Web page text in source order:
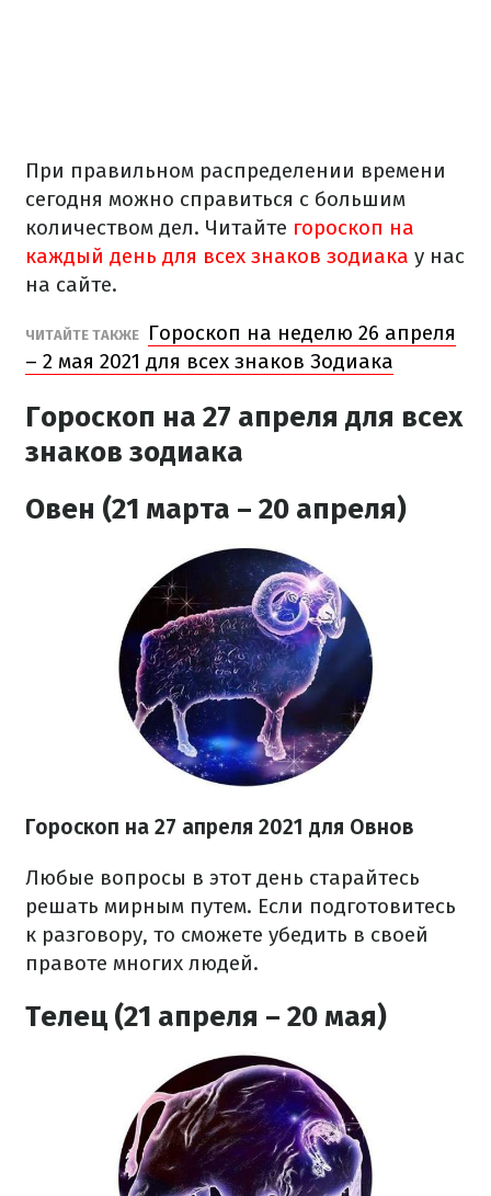
При правильном распределении времени
сегодня можно справиться с большим
количеством дел. Читайте гороскоп на
каждый день для всех знаков зодиака у нас
на сайте.
ЧИТАЙТЕ ТАКЖЕ
Гороскоп на неделю 26 апреля
– 2 мая 2021 для всех знаков Зодиака
Гороскоп на 27 апреля для всех
знаков зодиака
Овен (21 марта – 20 апреля)
Гороскоп на 27 апреля 2021 для Овнов
Любые вопросы в этот день старайтесь
решать мирным путем. Если подготовитесь
к разговору, то сможете убедить в своей
правоте многих людей.
Телец (21 апреля – 20 мая)